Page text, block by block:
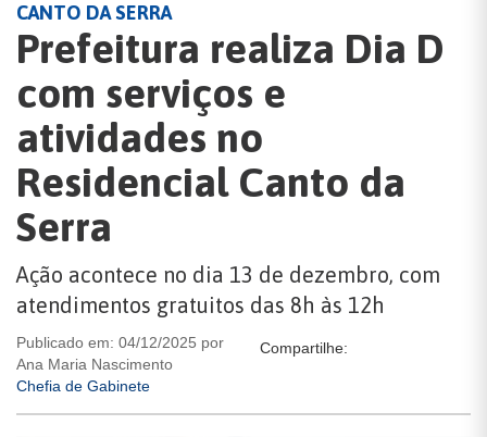
CANTO DA SERRA
Prefeitura realiza Dia D
com serviços e
atividades no
Residencial Canto da
Serra
Ação acontece no dia 13 de dezembro, com
atendimentos gratuitos das 8h às 12h
Publicado em: 04/12/2025 por
Ana Maria Nascimento
Chefia de Gabinete
Compartilhe: